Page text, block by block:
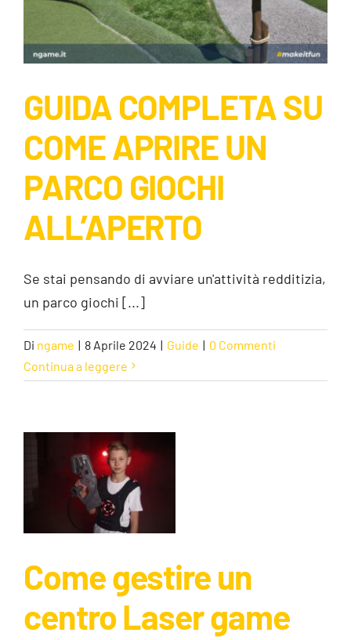
GUIDA COMPLETA SU COME APRIRE UN
PARCO GIOCHI ALL’APERTO
GUIDA COMPLETA SU
COME APRIRE UN
PARCO GIOCHI
ALL’APERTO
Se stai pensando di avviare un'attività redditizia,
un parco giochi [...]
Di ngame | 8 Aprile 2024 | Guide | 0 Commenti
Continua a leggere
Come gestire un
centro Laser
game
Guide
Come gestire un
centro Laser game